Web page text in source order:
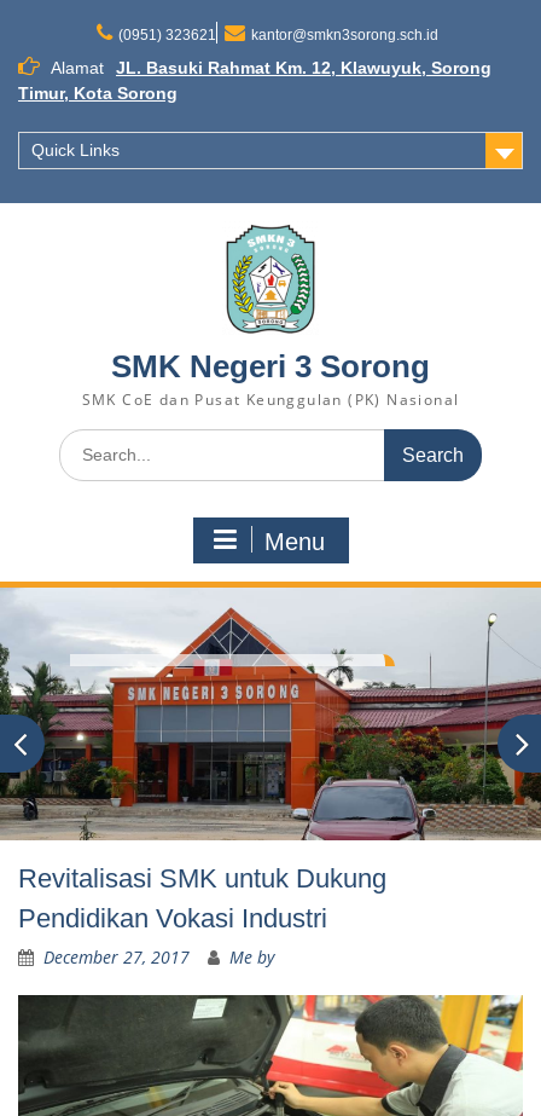
content
(0951) 323621 kantor@smkn3sorong.sch.id
Alamat
JL. Basuki Rahmat Km. 12, Klawuyuk, Sorong
Timur, Kota Sorong
Quick Links
SMK Negeri 3 Sorong
SMK CoE dan Pusat Keunggulan (PK) Nasional
Search
for:
Menu
Revitalisasi SMK untuk Dukung
Pendidikan Vokasi Industri
December 27, 2017 Me by